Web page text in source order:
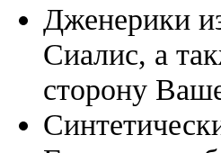
Дженерики
Сиалис, а
сторону